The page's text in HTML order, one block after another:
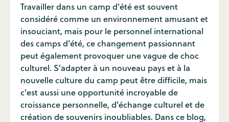
Travailler dans un camp d'été est souvent
considéré comme un environnement amusant et
insouciant, mais pour le personnel international
des camps d'été, ce changement passionnant
peut également provoquer une vague de choc
culturel. S'adapter à un nouveau pays et à la
nouvelle culture du camp peut être difficile, mais
c'est aussi une opportunité incroyable de
croissance personnelle, d'échange culturel et de
création de souvenirs inoubliables. Dans ce blog,